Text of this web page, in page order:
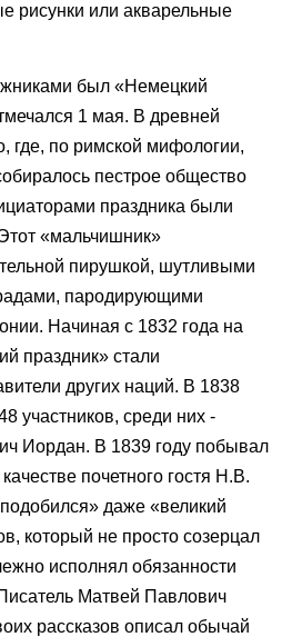
рисунки или акварельные
был «Немецкий
1 мая. В древней
где, по римской мифологии,
пестрое общество
праздника были
«мальчишник»
пирушкой, шутливыми
пародирующими
Начиная с 1832 года на
праздник» стали
других наций. В 1838
участников, среди них -
Иордан. В 1839 году побывал
почетного гостя Н.В.
даже «великий
который не просто созерцал
исполнял обязанности
Матвей Павлович
рассказов описал обычай